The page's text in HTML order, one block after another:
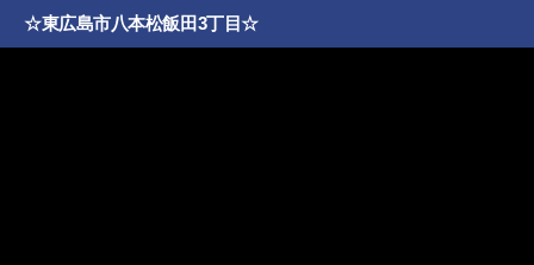
☆東広島市八本松飯田3丁目☆